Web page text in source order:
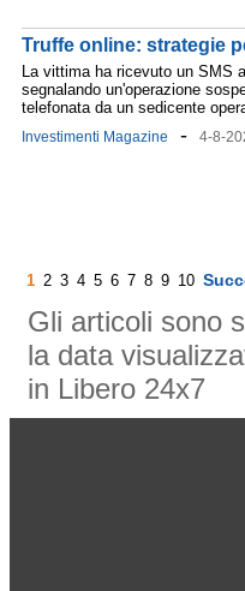
Truffe online: strategie
La vittima ha ricevuto un SMS
segnalando un'operazione
telefonata da un sedicente
Investimenti Magazine - 4-8-
1 2 3 4 5 6 7 8 9 10
Gli articoli sono
la data
in Libero 24x7